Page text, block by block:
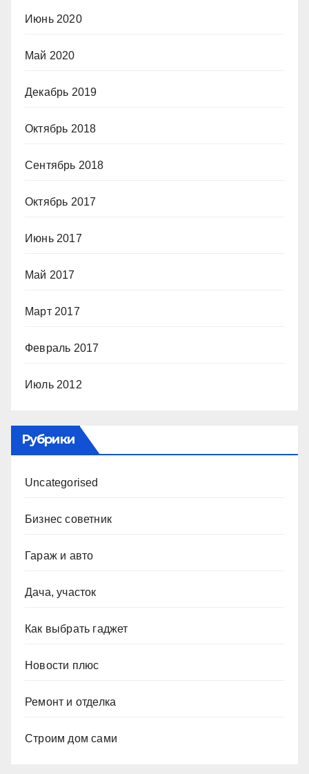
Июнь 2020
Май 2020
Декабрь 2019
Октябрь 2018
Сентябрь 2018
Октябрь 2017
Июнь 2017
Май 2017
Март 2017
Февраль 2017
Июль 2012
Рубрики
Uncategorised
Бизнес советник
Гараж и авто
Дача, участок
Как выбрать гаджет
Новости плюс
Ремонт и отделка
Строим дом сами